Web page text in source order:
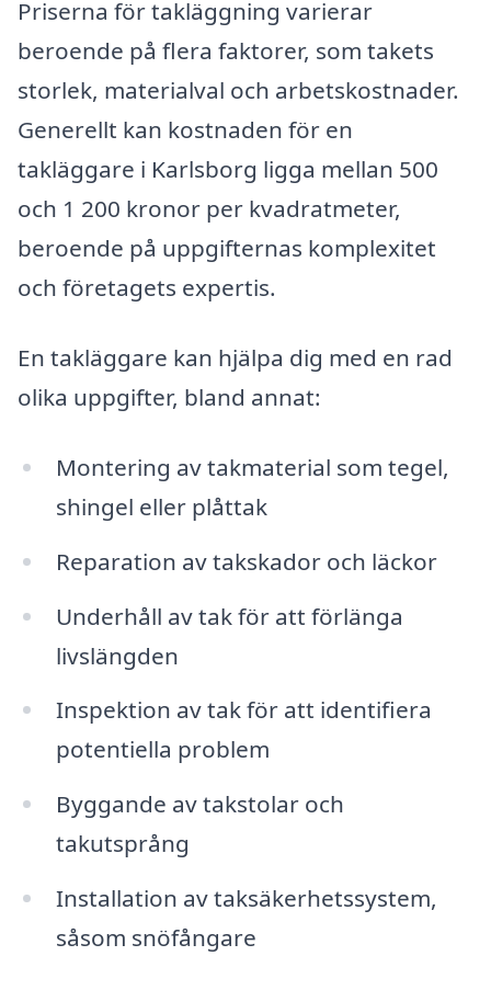
Priserna för takläggning varierar
beroende på flera faktorer, som takets
storlek, materialval och arbetskostnader.
Generellt kan kostnaden för en
takläggare i Karlsborg ligga mellan 500
och 1 200 kronor per kvadratmeter,
beroende på uppgifternas komplexitet
och företagets expertis.
En takläggare kan hjälpa dig med en rad
olika uppgifter, bland annat:
Montering av takmaterial som tegel,
shingel eller plåttak
Reparation av takskador och läckor
Underhåll av tak för att förlänga
livslängden
Inspektion av tak för att identifiera
potentiella problem
Byggande av takstolar och
takutsprång
Installation av taksäkerhetssystem,
såsom snöfångare